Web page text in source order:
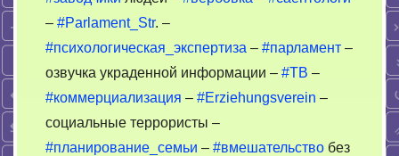
– #Parlament_Str. –
#психологическая_экспертиза – #парламент –
озвучка украденной информации – #ТВ –
#коммерциализация – #Erziehungsverein –
социальные террористы –
#планирование_семьи – #вмешательство без